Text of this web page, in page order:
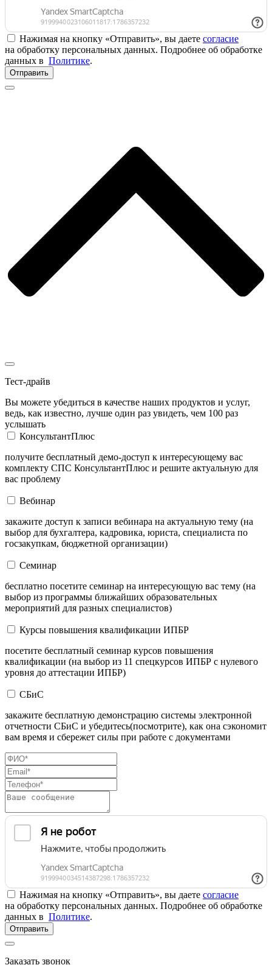
Нажимая на кнопку «Отправить», вы даете согласие
на обработку персональных данных. Подробнее об обработке
данных в Политике.
Отправить
Тест-драйв
Вы можете убедиться в качестве наших продуктов и услуг,
ведь, как известно, лучше один раз увидеть, чем 100 раз
услышать
КонсультантПлюс
получите бесплатный демо-доступ к интересующему вас
комплекту СПС КонсультантПлюс и решите актуальную для
вас проблему
Вебинар
закажите доступ к записи вебинара на актуальную тему (на
выбор для бухгалтера, кадровика, юриста, специалиста по
госзакупкам, бюджетной организации)
Семинар
бесплатно посетите семинар на интересующую вас тему (на
выбор из программы ближайших образовательных
мероприятий для разных специалистов)
Курсы повышения квалификации ИПБР
посетите бесплатный семинар курсов повышения
квалификации (на выбор из 11 спецкурсов ИПБР с нулевого
уровня до аттестации ИПБР)
СБиС
закажите бесплатную демонстрацию системы электронной
отчетности СБиС и убедитесь(посмотрите), как она сэкономит
вам время и сбережет силы при работе с документами
Нажимая на кнопку «Отправить», вы даете согласие
на обработку персональных данных. Подробнее об обработке
данных в Политике.
Отправить
Заказать звонок